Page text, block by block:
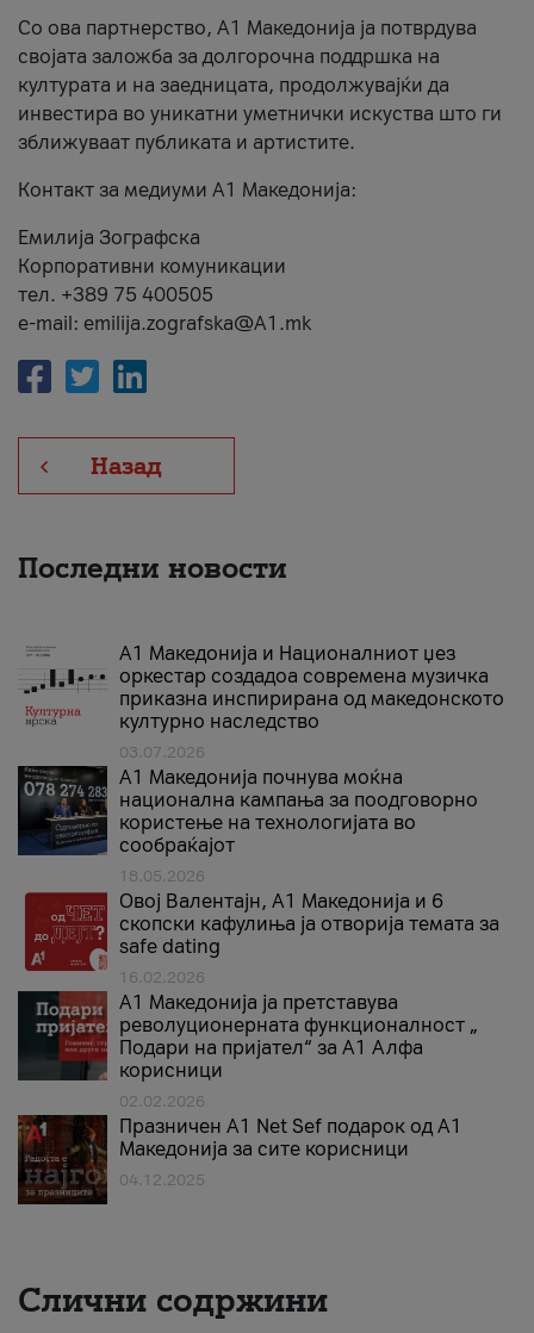
Со ова партнерство, A1 Македонија ја потврдува
својата заложба за долгорочна поддршка на
културата и на заедницата, продолжувајќи да
инвестира во уникатни уметнички искуства што ги
зближуваат публиката и артистите.
Контакт за медиуми А1 Македонија:
Емилија Зографска
Корпоративни комуникации
тел. +389 75 400505
e-mail: emilija.zografska@A1.mk
Назад
Последни новости
А1 Македонија и Националниот џез
оркестар создадоа современа музичка
приказна инспирирана од македонското
културно наследство
03.07.2026
A1 Македонија почнува моќна
национална кампања за поодговорно
користење на технологијата во
сообраќајот
18.05.2026
Овој Валентајн, A1 Македонија и 6
скопски кафулиња ја отворија темата за
safe dating
16.02.2026
А1 Македонија ја претставува
револуционерната функционалност „
Подари на пријател“ за А1 Алфа
корисници
02.02.2026
Празничен A1 Net Sеf подарок од А1
Македонија за сите корисници
04.12.2025
Слични содржини